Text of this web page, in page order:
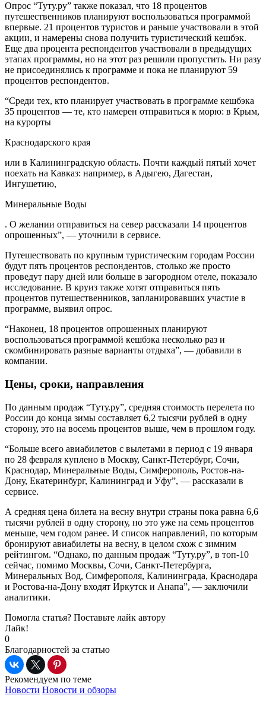
Опрос “Туту.ру” также показал, что 18 процентов
путешественников планируют воспользоваться программой
впервые. 21 процентов туристов и раньше участвовали в этой
акции, и намерены снова получить туристический кешбэк.
Еще два процента респондентов участвовали в предыдущих
этапах программы, но на этот раз решили пропустить. Ни разу
не присоединялись к программе и пока не планируют 59
процентов респондентов.
“Среди тех, кто планирует участвовать в программе кешбэка
35 процентов — те, кто намерен отправиться к морю: в Крым,
на курорты
Краснодарского края
или в Калининградскую область. Почти каждый пятый хочет
поехать на Кавказ: например, в Адыгею, Дагестан,
Ингушетию,
Минеральные Воды
. О желании отправиться на север рассказали 14 процентов
опрошенных”, — уточнили в сервисе.
Путешествовать по крупным туристическим городам России
будут пять процентов респондентов, столько же просто
проведут пару дней или больше в загородном отеле, показало
исследование. В круиз также хотят отправиться пять
процентов путешественников, запланировавших участие в
программе, выявил опрос.
“Наконец, 18 процентов опрошенных планируют
воспользоваться программой кешбэка несколько раз и
скомбинировать разные варианты отдыха”, — добавили в
компании.
Цены, сроки, направления
По данным продаж “Туту.ру”, средняя стоимость перелета по
России до конца зимы составляет 6,2 тысячи рублей в одну
сторону, это на восемь процентов выше, чем в прошлом году.
“Больше всего авиабилетов с вылетами в период с 19 января
по 28 февраля куплено в Москву, Санкт-Петербург, Сочи,
Краснодар, Минеральные Воды, Симферополь, Ростов-на-
Дону, Екатеринбург, Калининград и Уфу”, — рассказали в
сервисе.
А средняя цена билета на весну внутри страны пока равна 6,6
тысячи рублей в одну сторону, но это уже на семь процентов
меньше, чем годом ранее. И список направлений, по которым
бронируют авиабилеты на весну, в целом схож с зимним
рейтингом. “Однако, по данным продаж “Туту.ру”, в топ-10
сейчас, помимо Москвы, Сочи, Санкт-Петербурга,
Минеральных Вод, Симферополя, Калининграда, Краснодара
и Ростова-на-Дону входят Иркутск и Анапа”, — заключили
аналитики.
Помогла статья? Поставьте лайк автору
Лайк!
0
Благодарностей за статью
Рекомендуем по теме
Новости Новости и обзоры